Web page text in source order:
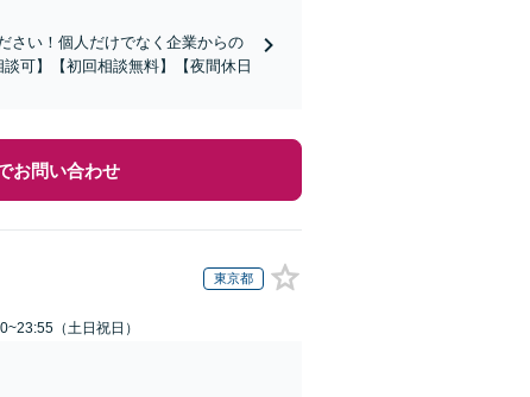
さい！個人だけでなく企業からの
可】【初回相談無料】【夜間休日
お問い合わせ
東京都
（土日祝日）